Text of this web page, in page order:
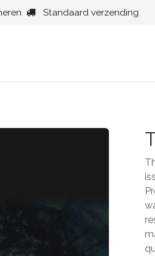
Standaard verzending